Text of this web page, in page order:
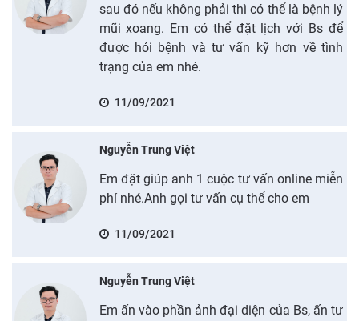
sau đó nếu không phải thì có thể là bệnh lý
mũi xoang. Em có thể đặt lịch với Bs để
được hỏi bệnh và tư vấn kỹ hơn về tình
trạng của em nhé.
11/09/2021
Nguyễn Trung Việt
Em đặt giúp anh 1 cuộc tư vấn online miễn
phí nhé.Anh gọi tư vấn cụ thể cho em
11/09/2021
Nguyễn Trung Việt
Em ấn vào phần ảnh đại diện của Bs, ấn tư